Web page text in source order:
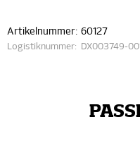
Artikelnummer: 60127
Logistiknummer: DX003749-001